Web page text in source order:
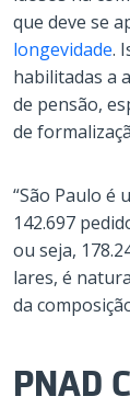
que deve se
longevidade.
habilitadas a
de pensão,
de
“São Paulo é
142.697
ou seja,
lares, é
da
PNAD